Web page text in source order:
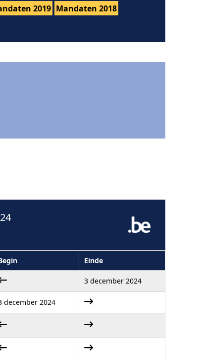
2019 Mandaten 2018
Einde
3 december 2024
december 2024